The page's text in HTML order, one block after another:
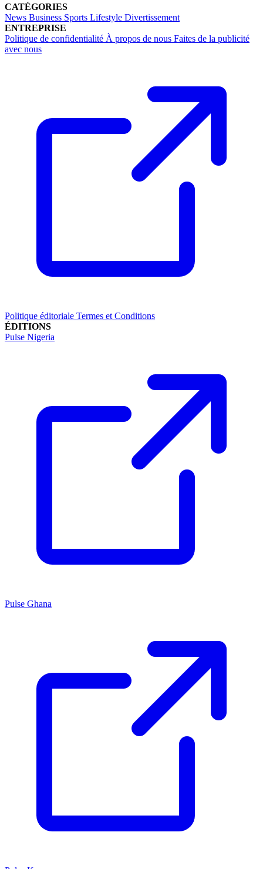
CATÉGORIES
News Business Sports Lifestyle Divertissement
ENTREPRISE
Politique de confidentialité À propos de nous Faites de la publicité
avec nous
Politique éditoriale Termes et Conditions
ÉDITIONS
Pulse Nigeria
Pulse Ghana